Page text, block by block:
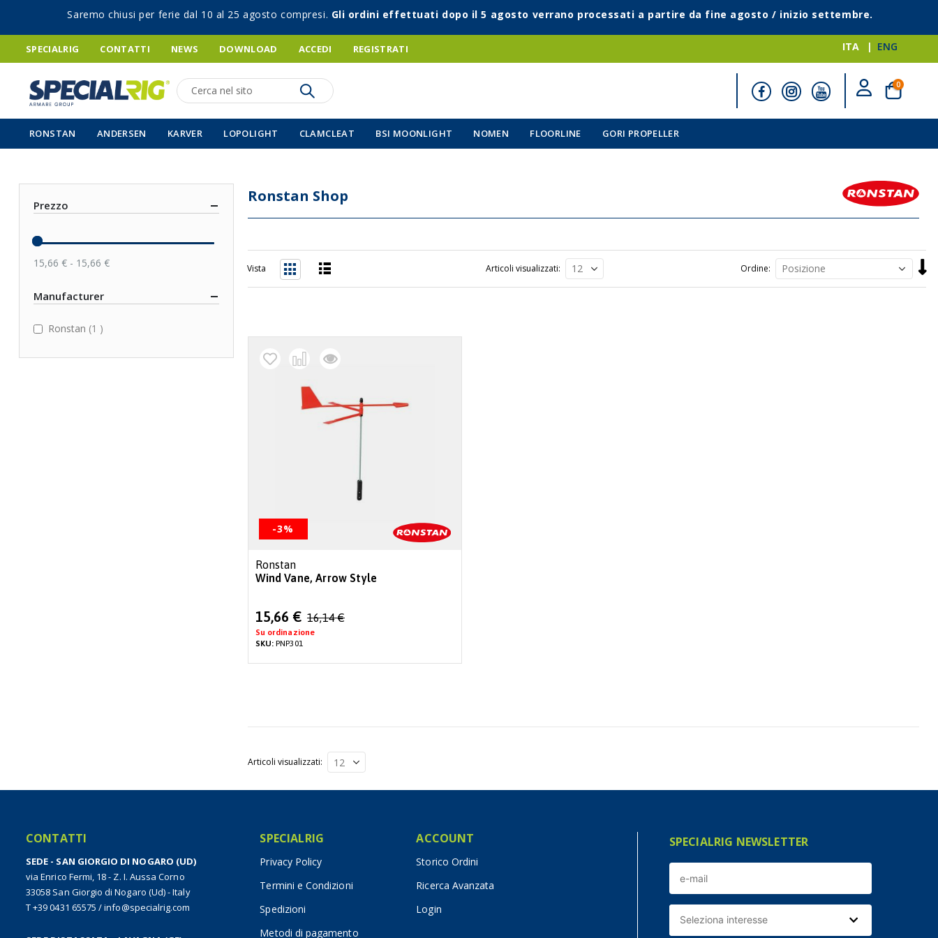
Saremo chiusi per ferie dal 10 al 25 agosto compresi. Gli ordini effettuati dopo il 5 agosto verrano processati a partire da fine agosto / inizio settembre.
ITA ENG
SPECIALRIG CONTATTI NEWS DOWNLOAD ACCEDI REGISTRATI
Ricerca
Cart
0elementi
RONSTAN ANDERSEN KARVER LOPOLIGHT CLAMCLEAT BSI MOONLIGHT NOMEN FLOORLINE GORI PROPELLER
Ronstan Shop
Ordine
Articoli visualizzati
Vista
-3%
Ronstan
Wind Vane, Arrow Style
Special
Price
15,66 € 16,14 €
Su ordinazione
SKU:PNP301
Articoli visualizzati
Prezzo
15,66 € - 15,66 €
Manufacturer
Ronstan 1 item
CONTATTI
SEDE - SAN GIORGIO DI NOGARO (UD)
via Enrico Fermi, 18 - Z. I. Aussa Corno
33058 San Giorgio di Nogaro (Ud) - Italy
T +39 0431 65575 /info@specialrig.com
SPECIALRIG
Privacy Policy
Termini e Condizioni
Spedizioni
Metodi di pagamento
ACCOUNT
Storico Ordini
Ricerca Avanzata
Login
SPECIALRIG NEWSLETTER